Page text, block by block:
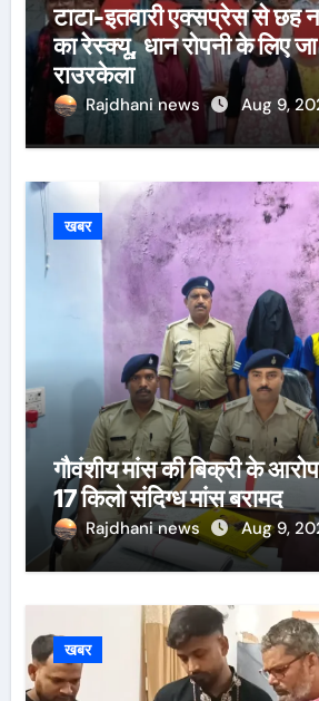
टाटा-इतवारी एक्सप्रेस से छह
का रेस्क्यू, धान रोपनी के लिए जा
राउरकेला
Rajdhani news Aug 9,
खबर
गौवंशीय मांस की बिक्री के आरोप
17 किलो संदिग्ध मांस बरामद
Rajdhani news Aug 9,
खबर